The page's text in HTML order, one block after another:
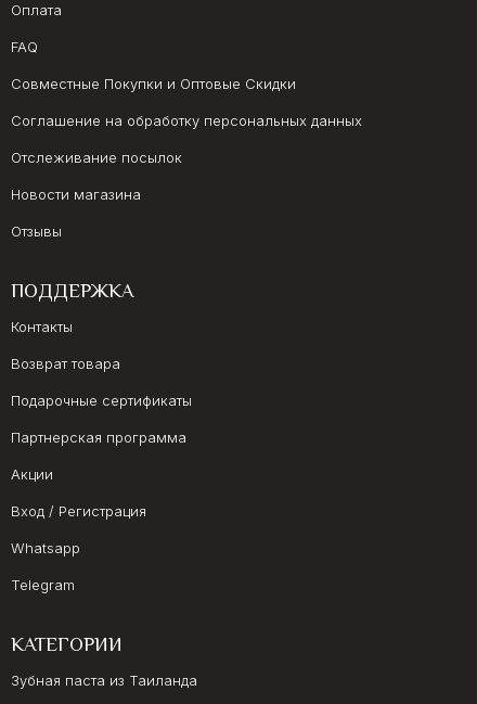
Оплата
FAQ
Совместные Покупки и Оптовые Скидки
Соглашение на обработку персональных данных
Отслеживание посылок
Новости магазина
Отзывы
ПОДДЕРЖКА
Контакты
Возврат товара
Подарочные сертификаты
Партнерская программа
Акции
Вход / Регистрация
Whatsapp
Telegram
КАТЕГОРИИ
Зубная паста из Таиланда